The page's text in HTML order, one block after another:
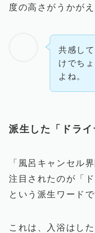
度の高さがうかがえ
共感し
けでち
よね。
派生した「ドライ
「風呂キャンセル
注目されたのが「
という派生ワードで
これは、入浴はし